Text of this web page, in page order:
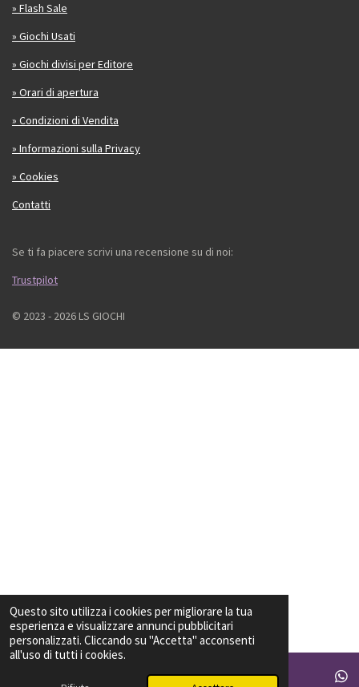
Questo sito utilizza i cookies per migliorare la tua
esperienza e visualizzare annunci pubblicitari
personalizzati. Cliccando su "Accetta" acconsenti
all'uso di tutti i cookies.
» Flash Sale
» Giochi Usati
» Giochi divisi per Editore
» Orari di apertura
» Condizioni di Vendita
» Informazioni sulla Privacy
» Cookies
Contatti
Se ti fa piacere scrivi una recensione su di noi:
Trustpilot
© 2023 - 2026 LS GIOCHI